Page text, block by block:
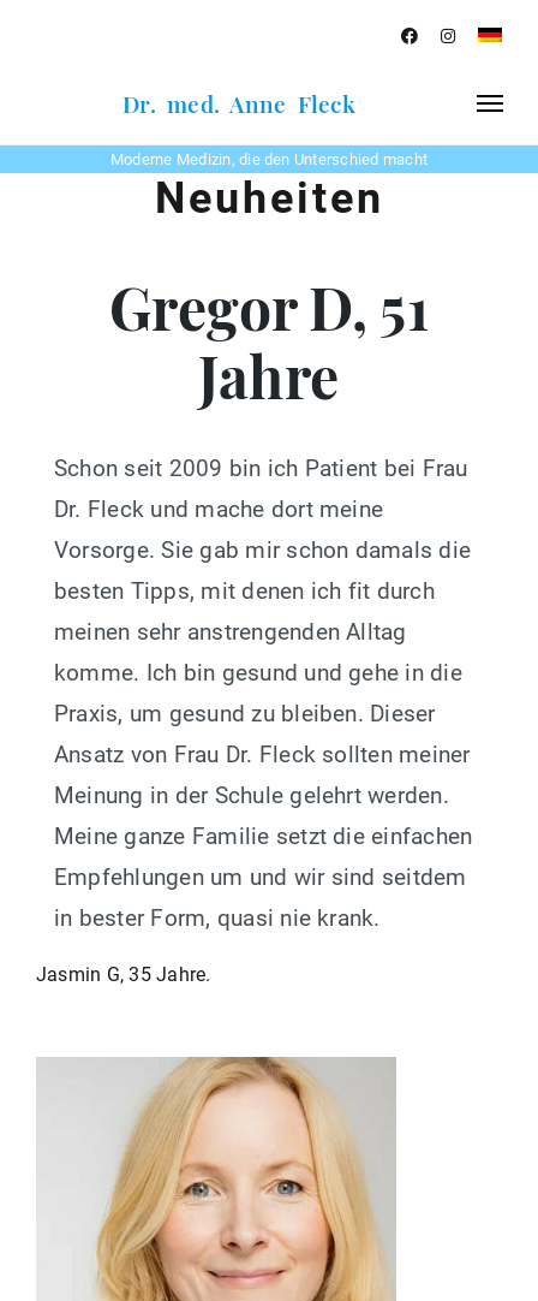
Dr. med. Anne Fleck
Moderne Medizin, die den Unterschied macht
Neuheiten
Gregor D, 51
Jahre
Schon seit 2009 bin ich Patient bei Frau
Dr. Fleck und mache dort meine
Vorsorge. Sie gab mir schon damals die
besten Tipps, mit denen ich fit durch
meinen sehr anstrengenden Alltag
komme. Ich bin gesund und gehe in die
Praxis, um gesund zu bleiben. Dieser
Ansatz von Frau Dr. Fleck sollten meiner
Meinung in der Schule gelehrt werden.
Meine ganze Familie setzt die einfachen
Empfehlungen um und wir sind seitdem
in bester Form, quasi nie krank.
Beitragsnavigation
Jasmin G, 35 Jahre.